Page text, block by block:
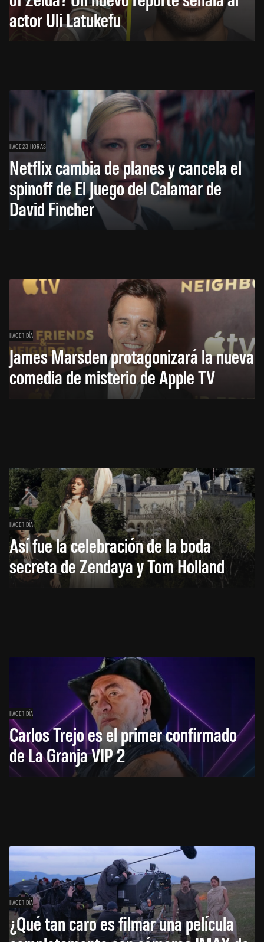
actor Uli Latukefu
HACE 23 HORAS
Netflix cambia de planes y cancela el
spinoff de El Juego del Calamar de
David Fincher
HACE 1 DÍA
James Marsden protagonizará la nueva
comedia de misterio de Apple TV
HACE 1 DÍA
Así fue la celebración de la boda
secreta de Zendaya y Tom Holland
HACE 1 DÍA
Carlos Trejo es el primer confirmado
de La Granja VIP 2
HACE 1 DÍA
¿Qué tan caro es filmar una película